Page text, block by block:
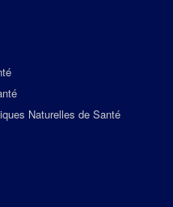
Naturelles de Santé